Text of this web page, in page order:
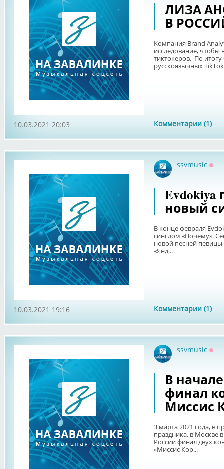
ЛИЗА
В
Компания Brand
исследование,
тиктокеров. По
русскоязычных
Комментарии (1)
10.03.2021 20:03
ssvmusic
Evdokiya
новый
В конце февраля
синглом «Почему».
новой песней певицы
«Янд...
Комментарии (1)
10.03.2021 19:16
ssvmusic
В
финал
Миссис
3 марта 2021 года, в
праздника, в Москве
России финал двух
«Миссис Кор...